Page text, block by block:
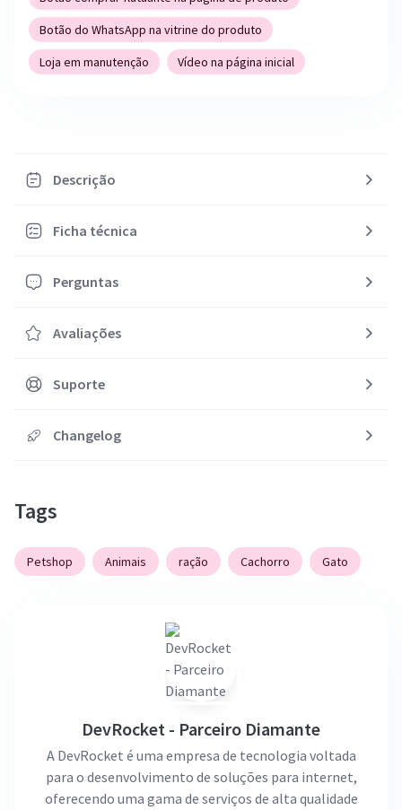
Botão do WhatsApp na vitrine do produto
Loja em manutenção
Vídeo na página inicial
Descrição
Ficha técnica
Perguntas
Avaliações
Suporte
Changelog
Tags
Petshop Animais ração Cachorro Gato
DevRocket - Parceiro Diamante
A DevRocket é uma empresa de tecnologia voltada
para o desenvolvimento de soluções para internet,
oferecendo uma gama de serviços de alta qualidade